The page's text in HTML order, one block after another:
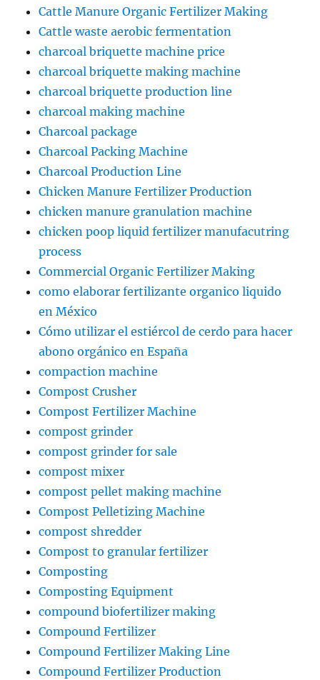
Cattle Manure Organic Fertilizer Making
Cattle waste aerobic fermentation
charcoal briquette machine price
charcoal briquette making machine
charcoal briquette production line
charcoal making machine
Charcoal package
Charcoal Packing Machine
Charcoal Production Line
Chicken Manure Fertilizer Production
chicken manure granulation machine
chicken poop liquid fertilizer manufacutring
process
Commercial Organic Fertilizer Making
como elaborar fertilizante organico liquido
en México
Cómo utilizar el estiércol de cerdo para hacer
abono orgánico en España
compaction machine
Compost Crusher
Compost Fertilizer Machine
compost grinder
compost grinder for sale
compost mixer
compost pellet making machine
Compost Pelletizing Machine
compost shredder
Compost to granular fertilizer
Composting
Composting Equipment
compound biofertilizer making
Compound Fertilizer
Compound Fertilizer Making Line
Compound Fertilizer Production